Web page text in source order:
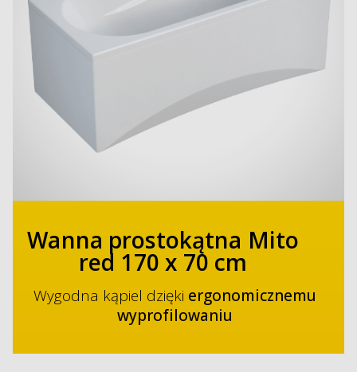
Wanna prostokątna Mito
red 170 x 70 cm
Wygodna kąpiel dzięki ergonomicznemu
wyprofilowaniu